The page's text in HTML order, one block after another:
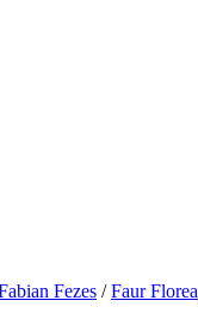
Fezes /Faur Florea